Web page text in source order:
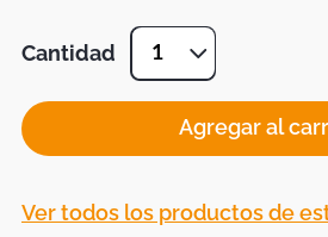
Cantidad 1
Agregar al
Ver todos los productos de